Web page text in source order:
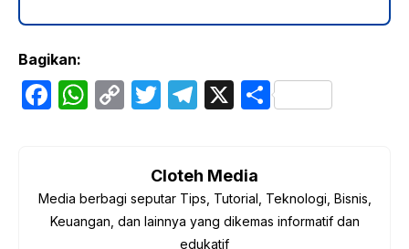
Bagikan:
F
b
W
A
p
C
Li
T
er
T
gr
a
m
X S
Cloteh Media
Media berbagi seputar Tips, Tutorial, Teknologi, Bisnis,
Keuangan, dan lainnya yang dikemas informatif dan
edukatif